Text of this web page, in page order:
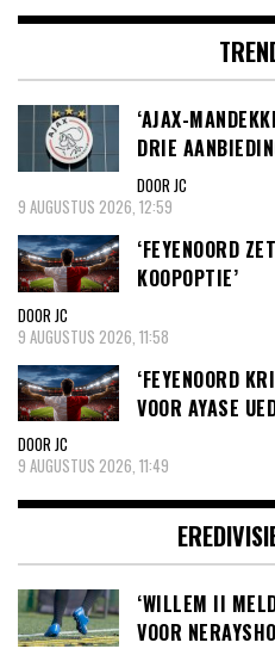
‘AJAX-
DRIE
DOOR JC
9 AUGUSTUS 2026, 12:59
‘FEYENOORD
KOOPOPTIE’
DOOR JC
9 AUGUSTUS 2026, 11:58
‘FEYENOORD
VOOR AYASE
DOOR JC
9 AUGUSTUS 2026, 11:49
‘WILLEM II
VOOR